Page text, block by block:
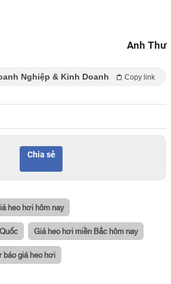
Anh Thư
Nghiệp & Kinh Doanh Copy link
Chia sẻ
heo hơi hôm nay
Giá heo hơi miền Bắc hôm nay
báo giá heo hơi